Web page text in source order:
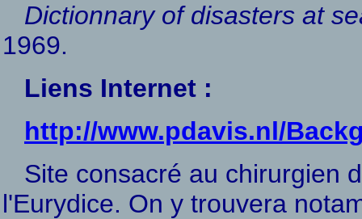
Dictionnary of disasters at
1969.
Liens Internet :
http://www.pdavis.nl/
Site consacré au chirurgien
l'Eurydice. On y trouvera